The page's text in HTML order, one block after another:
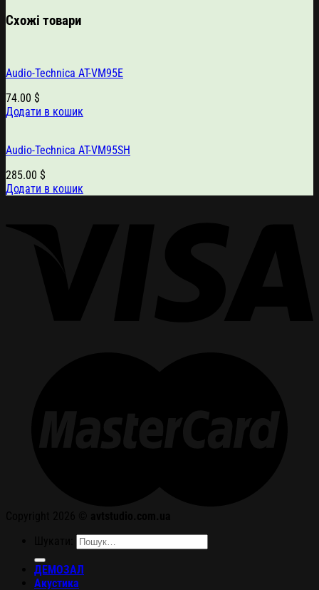
Схожі товари
Audio-Technica AT-VM95E
74.00 $
Додати в кошик
Audio-Technica AT-VM95SH
285.00 $
Додати в кошик
ДЕМОЗАЛ
Акустика